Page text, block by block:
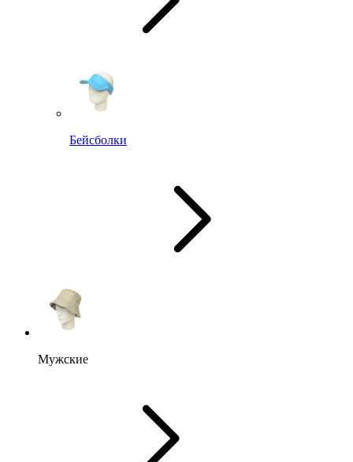
Бейсболки
Мужские